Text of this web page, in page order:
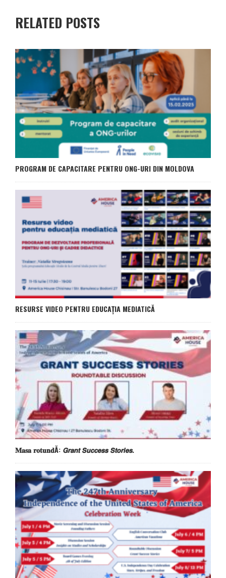
RELATED POSTS
PROGRAM DE CAPACITARE PENTRU ONG-URI DIN MOLDOVA
RESURSE VIDEO PENTRU EDUCAȚIA MEDIATICĂ
𝐌𝐚𝐬𝐚 𝐫𝐨𝐭𝐮𝐧𝐝Ă: 𝙂𝙧𝙖𝙣𝙩 𝙎𝙪𝙘𝙘𝙚𝙨𝙨 𝙎𝙩𝙤𝙧𝙞𝙚𝙨.